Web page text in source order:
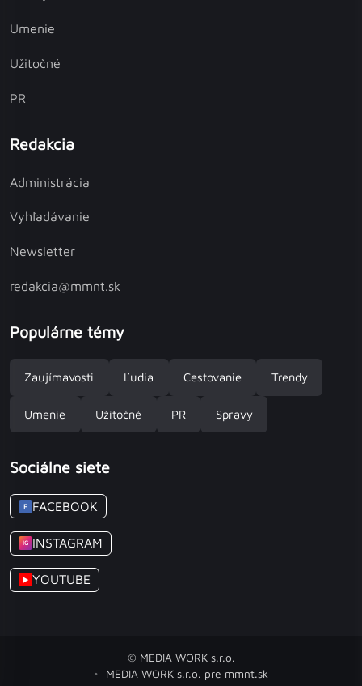
Umenie
Užitočné
PR
Redakcia
Administrácia
Vyhľadávanie
Newsletter
redakcia@mmnt.sk
Populárne témy
Zaujímavosti Ľudia Cestovanie Trendy
Umenie Užitočné PR Spravy
Sociálne siete
F FACEBOOK
IG INSTAGRAM
▶ YOUTUBE
© MEDIA WORK s.r.o.
MEDIA WORK s.r.o. pre mmnt.sk